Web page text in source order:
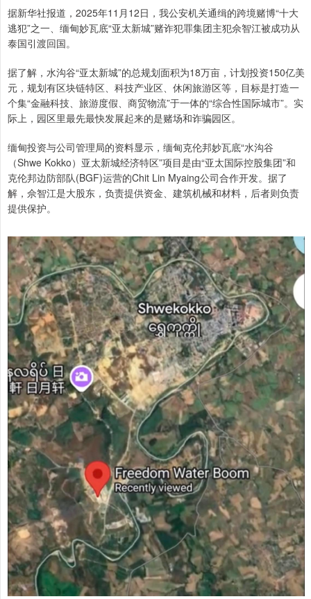
据新华社报道，2025年11月12日，我公安机关通缉的跨境赌博“十大
逃犯”之一、缅甸妙瓦底“亚太新城”赌诈犯罪集团主犯佘智江被成功从
泰国引渡回国。
据了解，水沟谷“亚太新城”的总规划面积为18万亩，计划投资150亿美
元，规划有区块链特区、科技产业区、休闲旅游区等，目标是打造一
个集“金融科技、旅游度假、商贸物流”于一体的“综合性国际城市”。实
际上，园区里最先最快发展起来的是赌场和诈骗园区。
缅甸投资与公司管理局的资料显示，缅甸克伦邦妙瓦底“水沟谷
（Shwe Kokko）亚太新城经济特区”项目是由“亚太国际控股集团”和
克伦邦边防部队(BGF)运营的Chit Lin Myaing公司合作开发。据了
解，佘智江是大股东，负责提供资金、建筑机械和材料，后者则负责
提供保护。